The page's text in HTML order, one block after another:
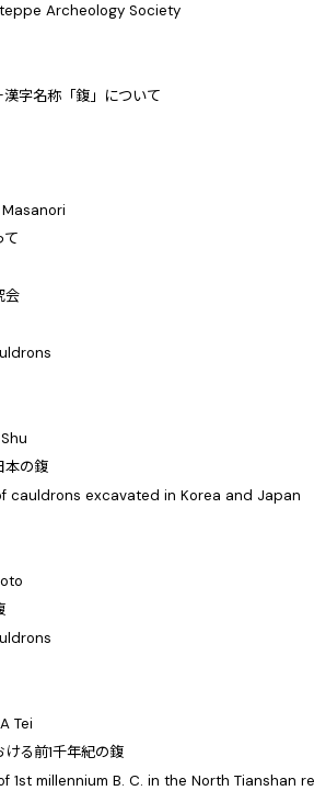
Archeology Society
漢字名称「鍑」について
Masanori
て
会
本の鍑
cauldrons excavated in Korea and Japan
Tei
る前1千年紀の鍑
1st millennium B. C. in the North Tianshan